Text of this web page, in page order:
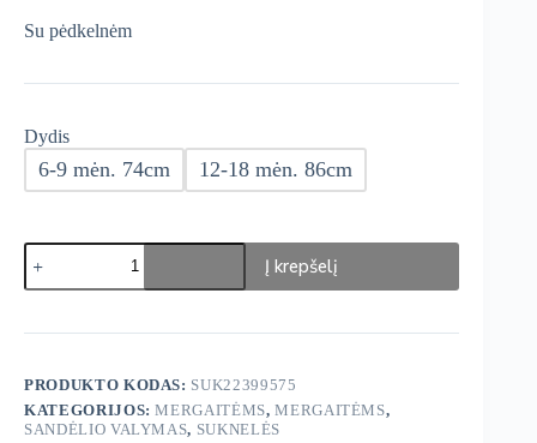
€13,95.
€6,98.
Su pėdkelnėm
Dydis
6-9 mėn. 74cm 12-18 mėn. 86cm
produkto
kiekis:
George
Į krepšelį
PRODUKTO KODAS: SUK22399575
KATEGORIJOS:MERGAITĖMS,MERGAITĖMS,
SANDĖLIO VALYMAS, SUKNELĖS